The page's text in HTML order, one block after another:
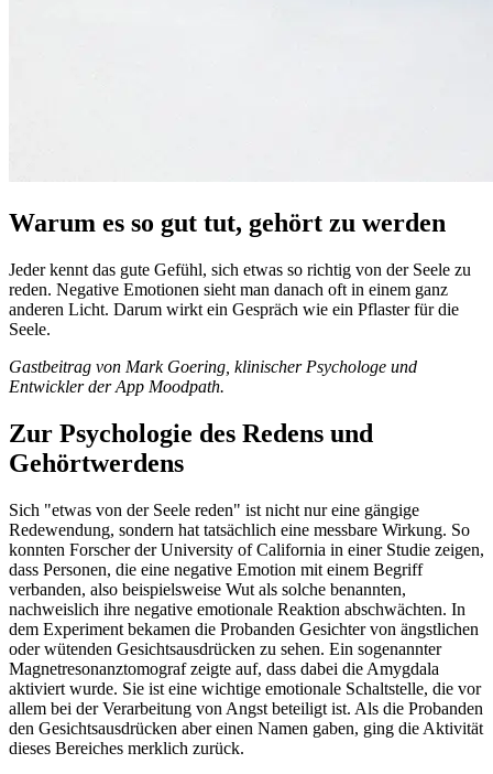
Warum es so gut tut, gehört zu werden
Jeder kennt das gute Gefühl, sich etwas so richtig von der Seele zu
reden. Negative Emotionen sieht man danach oft in einem ganz
anderen Licht. Darum wirkt ein Gespräch wie ein Pflaster für die
Seele.
Gastbeitrag von Mark Goering, klinischer Psychologe und
Entwickler der App Moodpath.
Zur Psychologie des Redens und
Gehörtwerdens
Sich "etwas von der Seele reden" ist nicht nur eine gängige
Redewendung, sondern hat tatsächlich eine messbare Wirkung. So
konnten Forscher der University of California in einer Studie zeigen,
dass Personen, die eine negative Emotion mit einem Begriff
verbanden, also beispielsweise Wut als solche benannten,
nachweislich ihre negative emotionale Reaktion abschwächten. In
dem Experiment bekamen die Probanden Gesichter von ängstlichen
oder wütenden Gesichtsausdrücken zu sehen. Ein sogenannter
Magnetresonanztomograf zeigte auf, dass dabei die Amygdala
aktiviert wurde. Sie ist eine wichtige emotionale Schaltstelle, die vor
allem bei der Verarbeitung von Angst beteiligt ist. Als die Probanden
den Gesichtsausdrücken aber einen Namen gaben, ging die Aktivität
dieses Bereiches merklich zurück.